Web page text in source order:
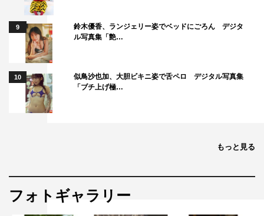
9
鈴木優香、ランジェリー姿でベッドにごろん デジタ
ル写真集「艶…
10
似鳥沙也加、大胆ビキニ姿で舌ペロ デジタル写真集
「ブチ上げ極…
もっと見る
フォトギャラリー